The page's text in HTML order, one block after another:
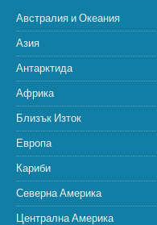
Австралия и Океания
Азия
Антарктида
Африка
Близък Изток
Европа
Кариби
Северна Америка
Централна Америка